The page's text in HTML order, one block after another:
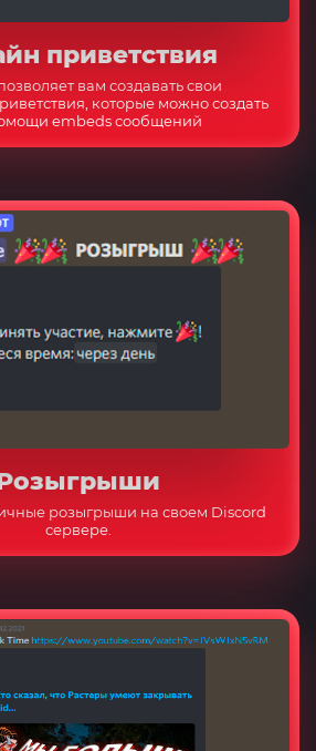
приветствия
вам создавать свои
которые можно создать
embeds сообщений
розыгрыши на своем Discord
сервере.